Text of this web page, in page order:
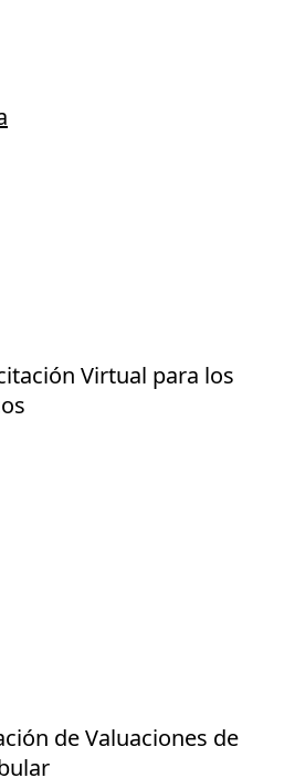
Virtual para los
de Valuaciones de